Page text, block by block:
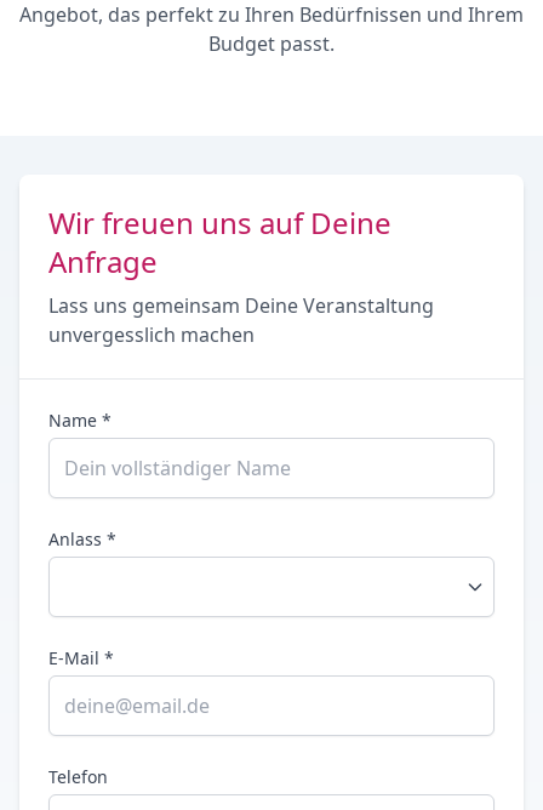
Angebot, das perfekt zu Ihren Bedürfnissen und Ihrem
Budget passt.
Wir freuen uns auf Deine
Anfrage
Lass uns gemeinsam Deine Veranstaltung
unvergesslich machen
Name *
Anlass *
E-Mail *
Telefon